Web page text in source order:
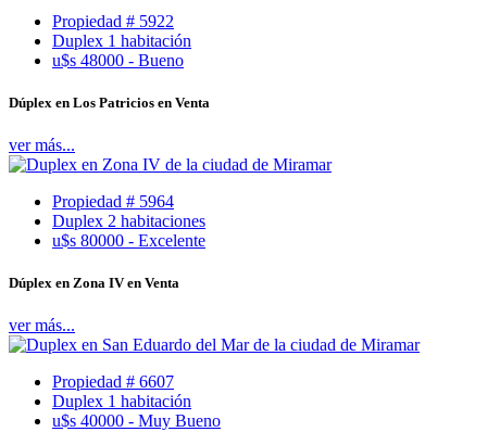
Propiedad # 5922
Duplex 1 habitación
u$s 48000 - Bueno
Dúplex en Los Patricios en Venta
ver más...
Propiedad # 5964
Duplex 2 habitaciones
u$s 80000 - Excelente
Dúplex en Zona IV en Venta
ver más...
Propiedad # 6607
Duplex 1 habitación
u$s 40000 - Muy Bueno